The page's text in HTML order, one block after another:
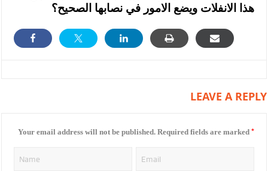
هذا الانفلات ويضع الامور في نصابها الصحيح؟
LEAVE A REPLY
Your email address will not be published. Required fields are marked *